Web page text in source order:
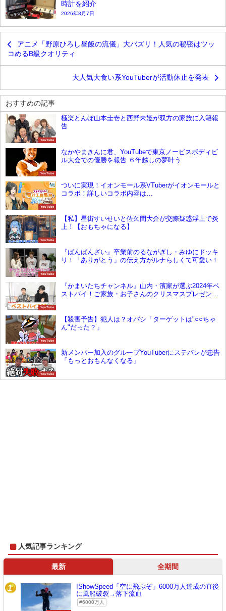
時計を紹介
2026年8月7日
アニメ「野原ひろし昼飯の流儀」大バズリ！人気の秘密はツッ
コめるB級クオリティ
大人気大食い系YouTuberが活動休止を発表
おすすめの記事
YouTube
極楽とんぼ山本圭壱と西野未姫が双方の家族に入籍報
告
YouTube
なかやまきんに君、YouTubeで東京ノービスボディビ
ル大会での優勝を報告 ６年越しの夢叶う
YouTube
ついに実現！イオンモール系VTuberがイオンモールと
コラボ！詳しいコラボ内容は…
YouTube
【私】星街すいせいと佐久間大介が交際疑惑浮上で炎
上！【おもちゃになる】
YouTube
『ばんばんざい』卒業前のるながぎし・みゆにドッキ
リ！「ありがとう」の伝え方がルナらしくて可愛い！
YouTube
『かまいたちチャンネル』山内・濱家が選ぶ2024年ベ
ストバイ！ご家族・お子さんのクリスマスプレゼント
YouTube
【殺害予告】犯人は？オパシ「ターゲットは"○○ちゃ
ん"だった？」
YouTube
新メンバー加入のグループYouTuberにステパンが忠告
「もっとおもんなくなる」
人気記事ランキング
最新 全期間
1
IShowSpeed「空に飛ぶぞ」6000万人達成の直後
に風船破裂→落下流血
6000万人